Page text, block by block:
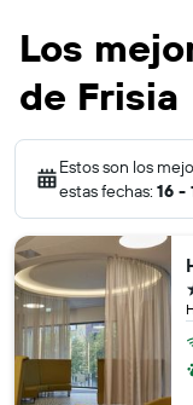
Los
de Frisia
Estos son los
estas fechas: 16 -